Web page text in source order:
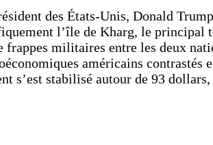
des États-Unis, Donald
l’île de Kharg, le principal
frappes militaires entre les deux
américains
s’est stabilisé autour de 93